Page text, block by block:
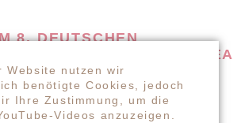
8. DEUTSCHEN
PROF. DR. TABEA
euch Prof. Dr. Tabea Scheel
Website nutzen wir
benötigte Cookies, jedoch
Ihre Zustimmung, um die
Videos anzuzeigen.